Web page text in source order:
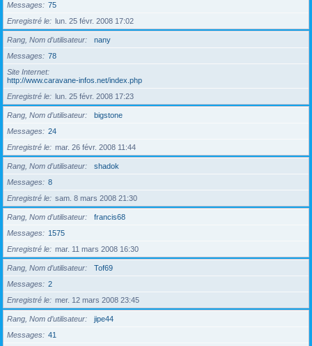
Messages
75
Enregistré le
lun. 25 févr. 2008 17:02
Rang, Nom d’utilisateur
nany
Messages
78
Site Internet
http://www.caravane-infos.net/index.php
Enregistré le
lun. 25 févr. 2008 17:23
Rang, Nom d’utilisateur
bigstone
Messages
24
Enregistré le
mar. 26 févr. 2008 11:44
Rang, Nom d’utilisateur
shadok
Messages
8
Enregistré le
sam. 8 mars 2008 21:30
Rang, Nom d’utilisateur
francis68
Messages
1575
Enregistré le
mar. 11 mars 2008 16:30
Rang, Nom d’utilisateur
Tof69
Messages
2
Enregistré le
mer. 12 mars 2008 23:45
Rang, Nom d’utilisateur
jipe44
Messages
41